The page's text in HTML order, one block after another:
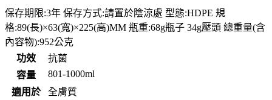
保存期限:3年 保存方式:請置於陰涼處 型態:HDPE 規
格:89(長)×63(寬)×225(高)MM 瓶重:68g瓶子 34g壓頭 總重量(含
內容物):952公克
功效
抗菌
容量
801-1000ml
適用於
全膚質